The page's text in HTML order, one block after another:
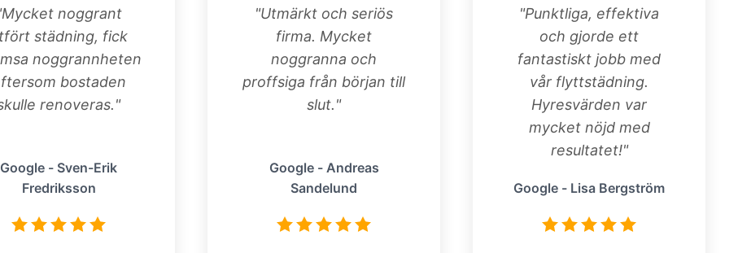
noggrant
städning, fick
noggrannheten
bostaden
renoveras."
Google - Sven-Erik
Fredriksson
"Utmärkt och seriös
firma. Mycket
noggranna och
proffsiga från början till
slut."
Google - Andreas
Sandelund
"Punktliga, effektiva
och gjorde ett
fantastiskt jobb med
vår flyttstädning.
Hyresvärden var
mycket nöjd med
resultatet!"
Google - Lisa Bergström